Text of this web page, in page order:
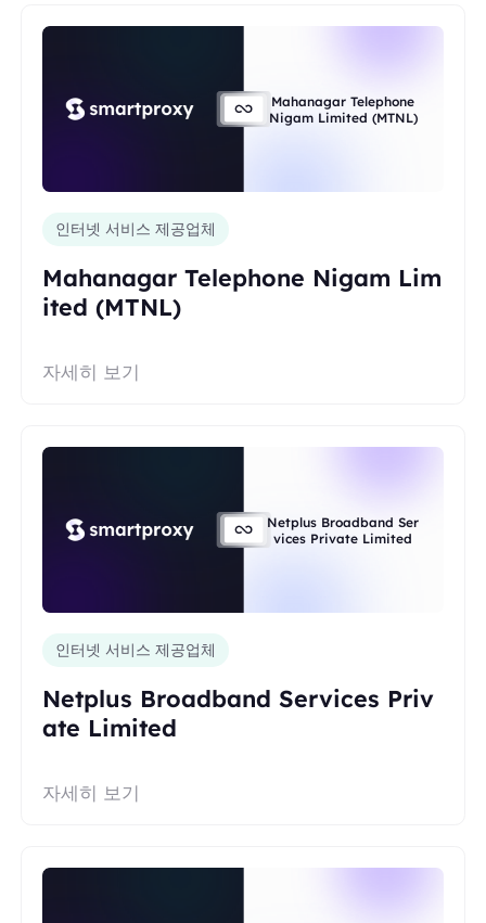
Mahanagar Telephone
Nigam Limited (MTNL)
인터넷 서비스 제공업체
Mahanagar Telephone Nigam Lim
ited (MTNL)
자세히 보기
Netplus Broadband Ser
vices Private Limited
인터넷 서비스 제공업체
Netplus Broadband Services Priv
ate Limited
자세히 보기